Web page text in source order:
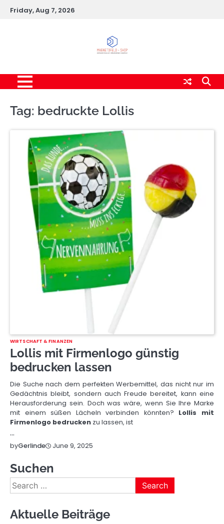
SkipFriday, Aug 7, 2026
Tag: bedruckte Lollis
WIRTSCHAFT & FINANZEN
Lollis mit Firmenlogo günstig
bedrucken lassen
Die Suche nach dem perfekten Werbemittel, das nicht nur im
Gedächtnis bleibt, sondern auch Freude bereitet, kann eine
Herausforderung sein. Doch was wäre, wenn Sie Ihre Marke
mit einem süßen Lächeln verbinden könnten? Lollis mit
Firmenlogo bedrucken zu lassen, ist
…
byGerlinde June 9, 2025
Suchen
Search
for:
Aktuelle Beiträge